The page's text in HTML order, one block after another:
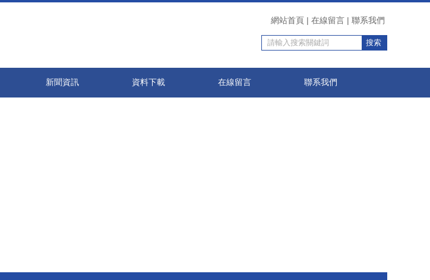
字幕,亚洲成人免费看电影,天天操天天干天天草,日本 在线不卡 视频,国产黑丝喷水视频在线观看
網站首頁 | 在線留言 | 聯系我們
新聞資訊 資料下載 在線留言 聯系我們